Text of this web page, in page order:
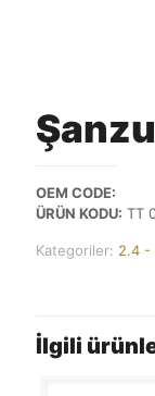
OEM CODE:
ÜRÜN KODU: TT
Kategoriler: 2.4 -
İlgili